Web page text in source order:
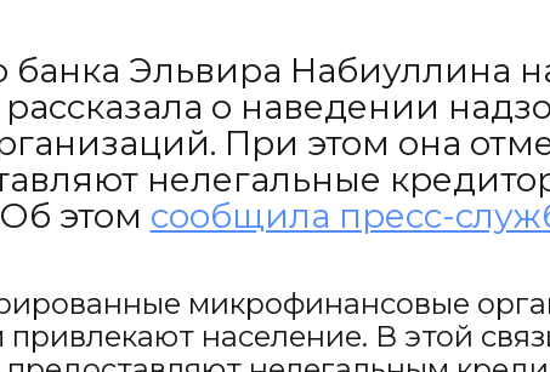
банка Эльвира Набиуллина
о наведении
При этом она
нелегальные
этом сообщила пресс-
микрофинансовые
население. В этой